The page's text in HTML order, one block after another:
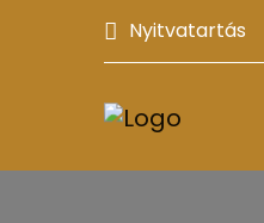
Nyitvatartás